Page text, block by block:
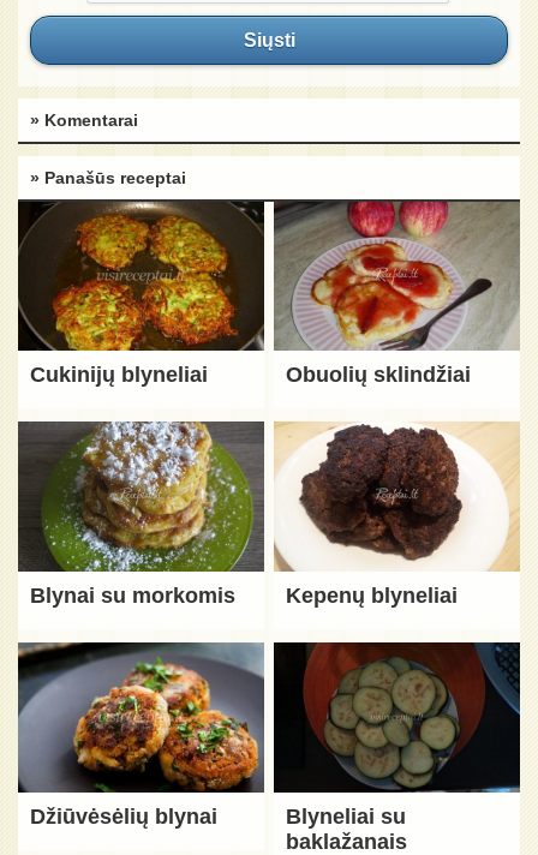
Siųsti
» Komentarai
» Panašūs receptai
Cukinijų blyneliai Obuolių sklindžiai
Blynai su morkomis Kepenų blyneliai
Džiūvėsėlių blynai
Blyneliai su
baklažanais